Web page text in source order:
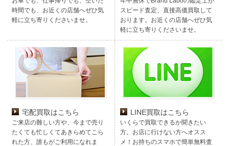
時間でも、お近くの店舗へぜひ気
軽に立ち寄りくださいませ。
スピード査定、直接高価買取して
おります。お近くの店舗へぜひ気
軽に立ち寄りくださいませ。
宅配買取はこちら
ご来店の難しい方や、今まで売り
たくても忙しくてあきらめてこら
れた方、誰もがご利用になれま
LINE買取はこちら
いくらで買取できるか聞きたい
方。お店に行けない方へオスス
メ！お持ちのスマホで簡単無料査